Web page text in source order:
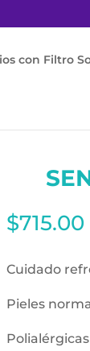
con Filtro
$715.00
Cuidado
Pieles
Polialérgicas